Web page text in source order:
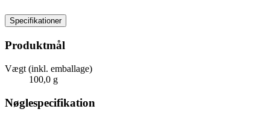
Specifikationer
Produktmål
Vægt (inkl. emballage)
100,0 g
Nøglespecifikation